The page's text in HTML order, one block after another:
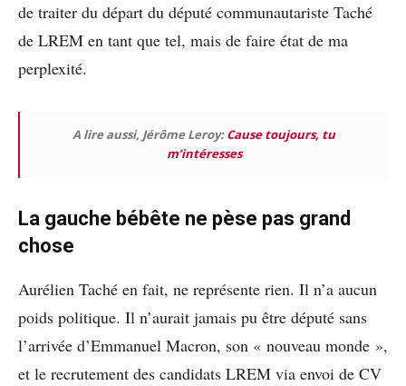
de traiter du départ du député communautariste Taché
de LREM en tant que tel, mais de faire état de ma
perplexité.
A lire aussi, Jérôme Leroy:Cause toujours, tu
m’intéresses
La gauche bébête ne pèse pas grand
chose
Aurélien Taché en fait, ne représente rien. Il n’a aucun
poids politique. Il n’aurait jamais pu être député sans
l’arrivée d’Emmanuel Macron, son « nouveau monde »,
et le recrutement des candidats LREM via envoi de CV